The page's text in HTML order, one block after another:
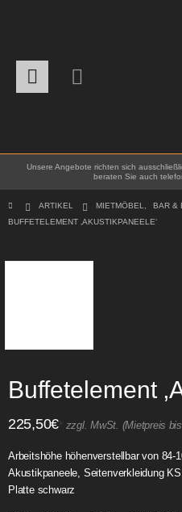
Unsere Angebote richten sich
beraten Sie auch
ARTIKEL MIETMÖBEL BAR &
BUFFETELEMENT ‚AKUSTIKPANEELE‘
Buffetelement
225,50€* zzgl. MwSt. (Mietpreis
Arbeitshöhe höhenverstellbar von 84-
Akustikpaneele, Seitenverkleidung
Platte schwarz